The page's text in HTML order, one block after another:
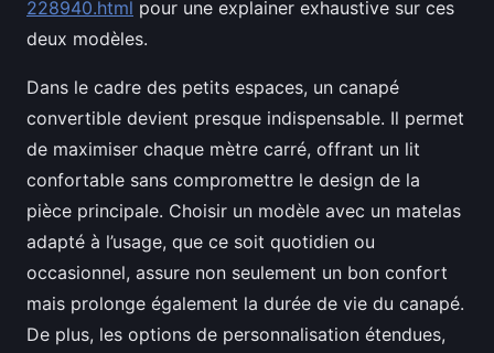
228940.html pour une explainer exhaustive sur ces
deux modèles.
Dans le cadre des petits espaces, un canapé
convertible devient presque indispensable. Il permet
de maximiser chaque mètre carré, offrant un lit
confortable sans compromettre le design de la
pièce principale. Choisir un modèle avec un matelas
adapté à l’usage, que ce soit quotidien ou
occasionnel, assure non seulement un bon confort
mais prolonge également la durée de vie du canapé.
De plus, les options de personnalisation étendues,